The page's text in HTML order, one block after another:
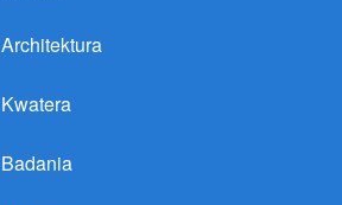
Architektura
Kwatera
Badania